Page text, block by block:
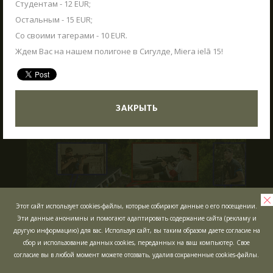
Студентам - 12 EUR;
Остальным - 15 EUR;
Со своими тагерами - 10 EUR.
Ждем Вас на нашем полигоне в Сигулде, Miera ielā 15!
ЗАКРЫТЬ
Что такое Лазертаг?
Лазертаг в Сигулде
Лабиринт "МИНОТАВР"
Корпоративы
Открытые игры
Ближайшие мероприятия
Подарочные карты
Сценарии
ЖДЁМ ВАС В ГОСТИ!
03.06.2025
В Сигулде любителей активного отдыха ждет
Poligon 1. Это прекрасное место как для
индивидуального отдыха, так и для
групповых мероприятий, включая
ЧИТАТЬ
Этот сайт использует cookies-файлы, которые собирают данные о его посещении.
Эти данные анонимны и помогают адаптировать содержание сайта (рекламу и
другую информацию) для вас. Используя сайт, вы таким образом даете согласие на
сбор и использование данных cookies, переданных на ваш компьютер. Свое
согласие вы в любой момент можете отозвать, удалив сохраненные cookies-файлы.